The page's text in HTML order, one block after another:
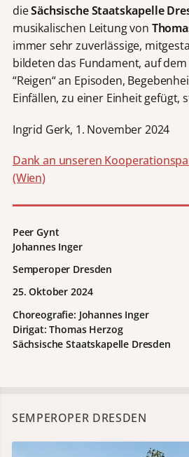
dieSächsische Staatskapelle
musikalischen Leitung von
immer sehr zuverlässige,
bildeten das Fundament, auf
“Reigen“ an Episoden,
Einfällen, zu einer Einheit gefügt,
Ingrid Gerk, 1. November 2024
Dank an unseren
(Wien)
Peer Gynt
Johannes Inger
Semperoper Dresden
25. Oktober 2024
Choreografie: Johannes Inger
Dirigat: Thomas Herzog
Sächsische Staatskapelle Dresden
SEMPEROPER DRESDEN